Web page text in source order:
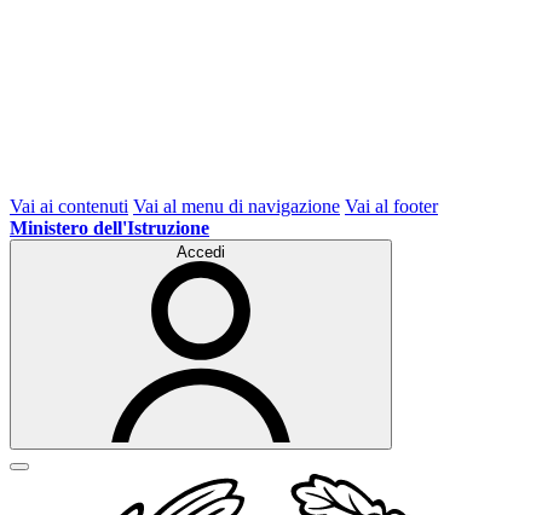
Vai ai contenuti Vai al menu di navigazione Vai al footer
Ministero dell'Istruzione
Accedi